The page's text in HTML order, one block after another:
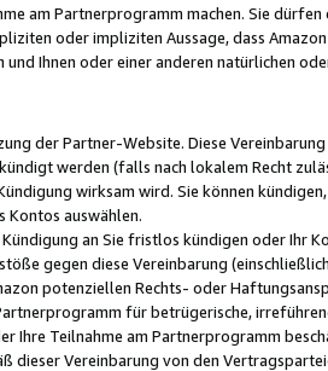
am Partnerprogramm machen. Sie dürfen
oder impliziten Aussage, dass
Ihnen oder einer anderen natürlichen
der Partner-Website. Diese
werden (falls nach lokalem Recht
wirksam wird. Sie können
Kontos auswählen.
an Sie fristlos kündigen oder Ihr
gegen diese Vereinbarung
potenziellen Rechts- oder
für betrügerische,
Ihre Teilnahme am Partnerprogramm
dieser Vereinbarung von den